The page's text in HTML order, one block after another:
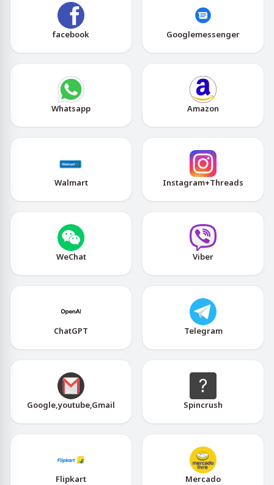
facebook Googlemessenger
Whatsapp Amazon
Walmart Instagram+Threads
WeChat Viber
ChatGPT Telegram
Google,youtube,Gmail Spincrush
Flipkart Mercado